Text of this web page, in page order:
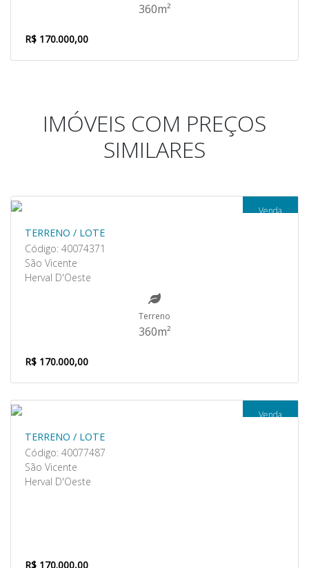
360m²
R$ 170.000,00
IMÓVEIS COM PREÇOS
SIMILARES
Venda
TERRENO / LOTE
Código: 40074371
São Vicente
Herval D'Oeste
Terreno
360m²
R$ 170.000,00
Venda
TERRENO / LOTE
Código: 40077487
São Vicente
Herval D'Oeste
R$ 170.000,00